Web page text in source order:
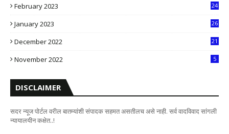
February 2023
24
January 2023
26
December 2022
21
November 2022 5
DISCLAIMER
सदर न्यूज पोर्टल वरील बातम्यांशी संपादक सहमत असतीलच असे नाही. सर्व वादविवाद सांगली
न्यायालयीन कक्षेत..!